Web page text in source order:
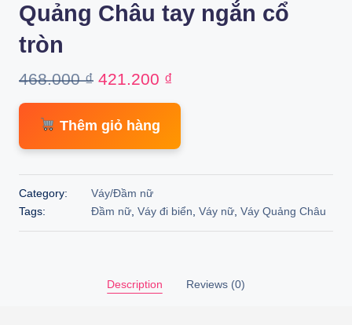
Quảng Châu tay ngắn cổ
tròn
468.000₫ Original
price
was:
421.200 ₫
price
Thêm giỏ hàng
Category:
Váy/Đầm nữ
Tags:
Đầm nữ, Váy đi biển, Váy nữ, Váy Quảng Châu
Description Reviews (0)